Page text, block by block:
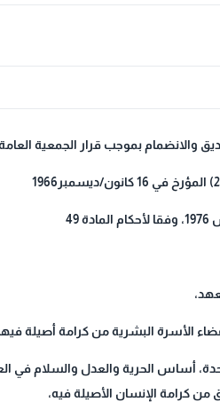
والانضمام بموجب قرار الجمعية
أعضاء الأسرة البشرية من كرامة أصيلة
أساس الحرية والعدل والسلام في
من كرامة الإنسان الأصيلة فيه،